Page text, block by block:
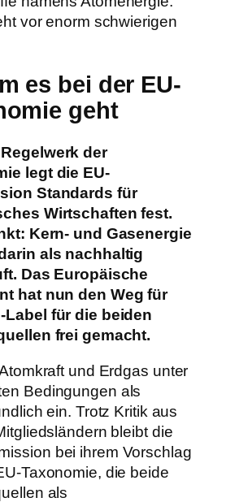
vor enorm schwierigen
es bei der EU-
geht
der
legt die EU-
Standards für
Wirtschaften fest.
Kern- und Gasenergie
als nachhaltig
Das Europäische
hat nun den Weg für
Label für die beiden
frei gemacht.
und Erdgas unter
Bedingungen als
ein. Trotz Kritik aus
bleibt die
bei ihrem Vorschlag
Taxonomie, die beide
als